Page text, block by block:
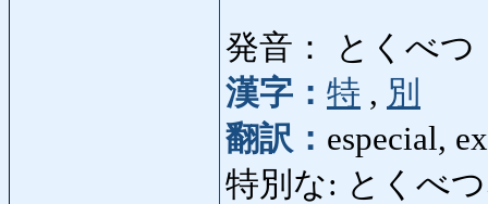
発音： とくべつ
漢字： 特 , 別
翻訳： especial,
特別な: とくべつ